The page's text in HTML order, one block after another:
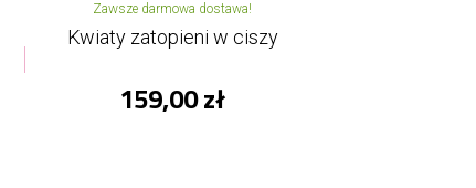
Zawsze darmowa dostawa!
Kwiaty zatopieni w ciszy
159,00 zł